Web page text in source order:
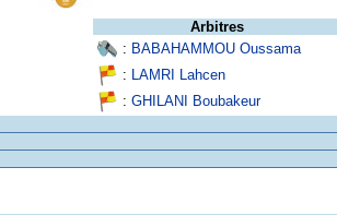
Arbitres
: BABAHAMMOU Oussama
: LAMRI Lahcen
: GHILANI Boubakeur